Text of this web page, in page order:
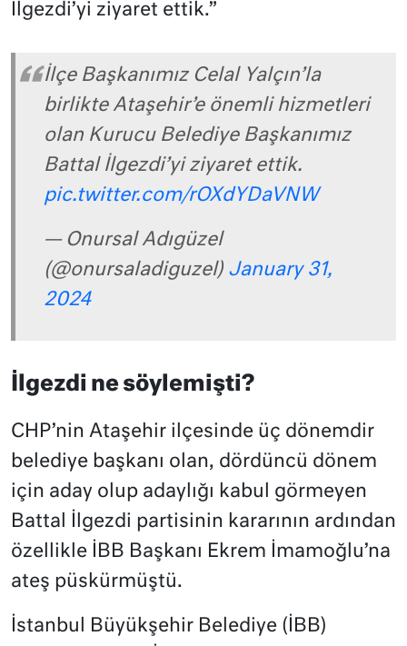
İlgezdi’yi ziyaret ettik.”
İlçe Başkanımız Celal Yalçın’la
birlikte Ataşehir’e önemli hizmetleri
olan Kurucu Belediye Başkanımız
Battal İlgezdi’yi ziyaret ettik.
pic.twitter.com/rOXdYDaVNW
— Onursal Adıgüzel
(@onursaladiguzel) January 31,
2024
İlgezdi ne söylemişti?
CHP’nin Ataşehir ilçesinde üç dönemdir
belediye başkanı olan, dördüncü dönem
için aday olup adaylığı kabul görmeyen
Battal İlgezdi partisinin kararının ardından
özellikle İBB Başkanı Ekrem İmamoğlu’na
ateş püskürmüştü.
İstanbul Büyükşehir Belediye (İBB)